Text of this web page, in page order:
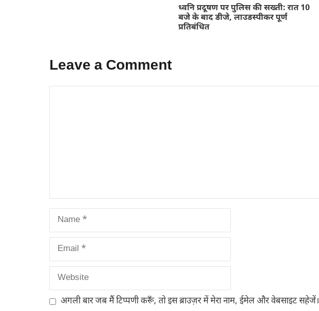
ध्वनि प्रदूषण पर पुलिस की सख्ती: रात 10
बजे के बाद डीजे, लाउडस्पीकर पूर्ण
प्रतिबंधित
Leave a Comment
Name
Email
Website
अगली बार जब मैं टिप्पणी करूँ, तो इस ब्राउज़र में मेरा नाम, ईमेल और वेबसाइट सहेजें।